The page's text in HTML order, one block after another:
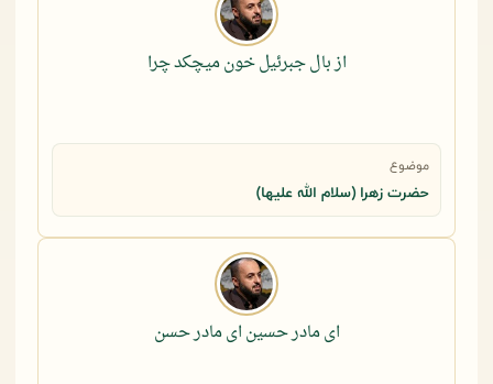
از بال جبرئیل خون میچکد چرا
موضوع
حضرت زهرا (سلام الله علیها)
ای مادر حسین ای مادر حسن